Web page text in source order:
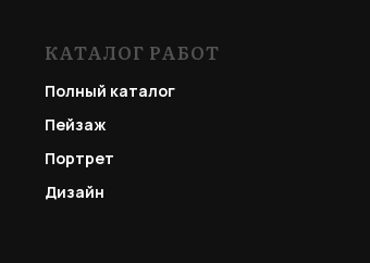
КАТАЛОГ РАБОТ
Полный каталог
Пейзаж
Портрет
Дизайн